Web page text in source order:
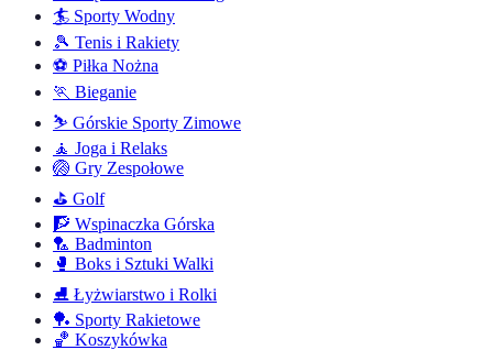
🏄 Sporty Wodny
🎾 Tenis i Rakiety
⚽ Piłka Nożna
🏃 Bieganie
⛷️ Górskie Sporty Zimowe
🧘 Joga i Relaks
🏐 Gry Zespołowe
⛳ Golf
🧗 Wspinaczka Górska
🏸 Badminton
🥊 Boks i Sztuki Walki
⛸️ Łyżwiarstwo i Rolki
🏓 Sporty Rakietowe
🏀 Koszykówka